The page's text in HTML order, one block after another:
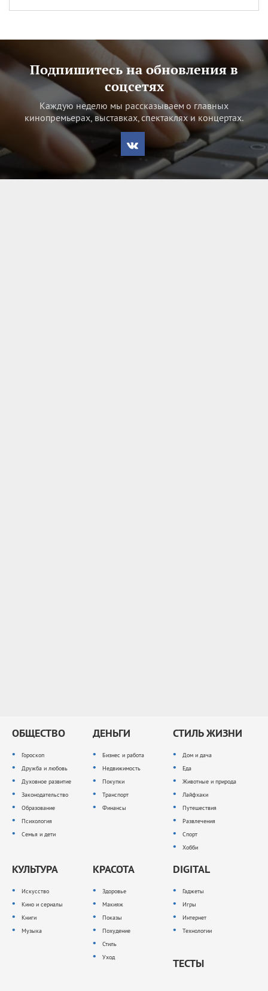
Подпишитесь на обновления в
соцсетях
Каждую неделю мы рассказываем о главных
кинопремьерах, выставках, спектаклях и концертах.
ОБЩЕСТВО
Гороскоп
Дружба и любовь
Духовное развитие
Законодательство
Образование
Психология
Семья и дети
ДЕНЬГИ
Бизнес и работа
Недвижимость
Покупки
Транспорт
Финансы
СТИЛЬ ЖИЗНИ
Дом и дача
Еда
Животные и природа
Лайфхаки
Путешествия
Развлечения
Спорт
Хобби
КУЛЬТУРА
Искусство
Кино и сериалы
Книги
Музыка
КРАСОТА
Здоровье
Макияж
Показы
Похудение
Стиль
Уход
DIGITAL
Гаджеты
Игры
Интернет
Технологии
ТЕСТЫ